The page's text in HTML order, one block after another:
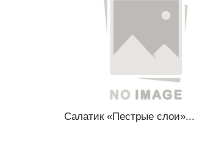
Салатик «Пестрые слои»...